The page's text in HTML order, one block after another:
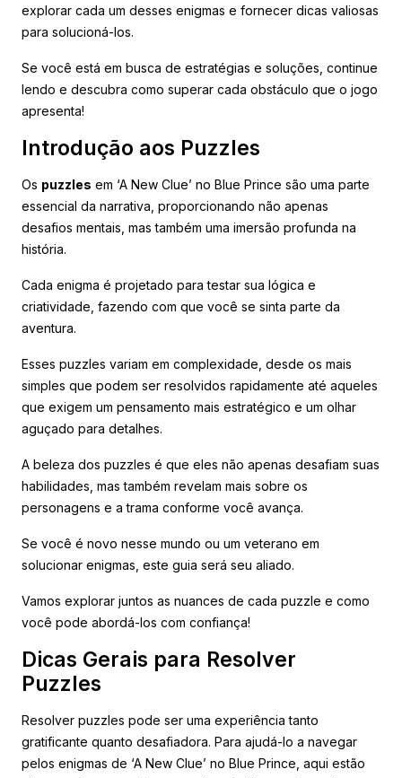
explorar cada um desses enigmas e fornecer dicas valiosas
para solucioná-los.
Se você está em busca de estratégias e soluções, continue
lendo e descubra como superar cada obstáculo que o jogo
apresenta!
Introdução aos Puzzles
Os puzzles em ‘A New Clue’ no Blue Prince são uma parte
essencial da narrativa, proporcionando não apenas
desafios mentais, mas também uma imersão profunda na
história.
Cada enigma é projetado para testar sua lógica e
criatividade, fazendo com que você se sinta parte da
aventura.
Esses puzzles variam em complexidade, desde os mais
simples que podem ser resolvidos rapidamente até aqueles
que exigem um pensamento mais estratégico e um olhar
aguçado para detalhes.
A beleza dos puzzles é que eles não apenas desafiam suas
habilidades, mas também revelam mais sobre os
personagens e a trama conforme você avança.
Se você é novo nesse mundo ou um veterano em
solucionar enigmas, este guia será seu aliado.
Vamos explorar juntos as nuances de cada puzzle e como
você pode abordá-los com confiança!
Dicas Gerais para Resolver
Puzzles
Resolver puzzles pode ser uma experiência tanto
gratificante quanto desafiadora. Para ajudá-lo a navegar
pelos enigmas de ‘A New Clue’ no Blue Prince, aqui estão